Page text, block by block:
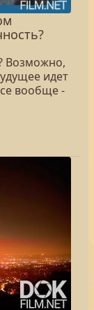
Возможно,
идет
вообще -